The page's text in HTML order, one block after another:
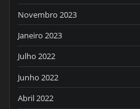
Novembro 2023
Janeiro 2023
Julho 2022
Junho 2022
Abril 2022